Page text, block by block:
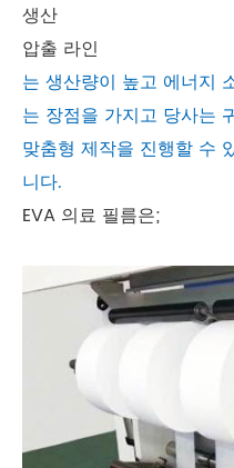
생산
압출 라인
는 생산량이 높고 에너지
는 장점을 가지고 당사는
맞춤형 제작을 진행할 수
니다.
EVA 의료 필름은;